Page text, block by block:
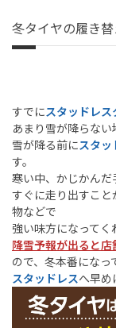
冬タイヤの履き
すでにスタッドレス
あまり雪が降らない
雪が降る前にスタッ
す。
寒い中、かじかんだ
すぐに走り出すこ
物などで
強い味方になってく
降雪予報が出ると
ので、 冬本番になっ
スタッドレスへ早め